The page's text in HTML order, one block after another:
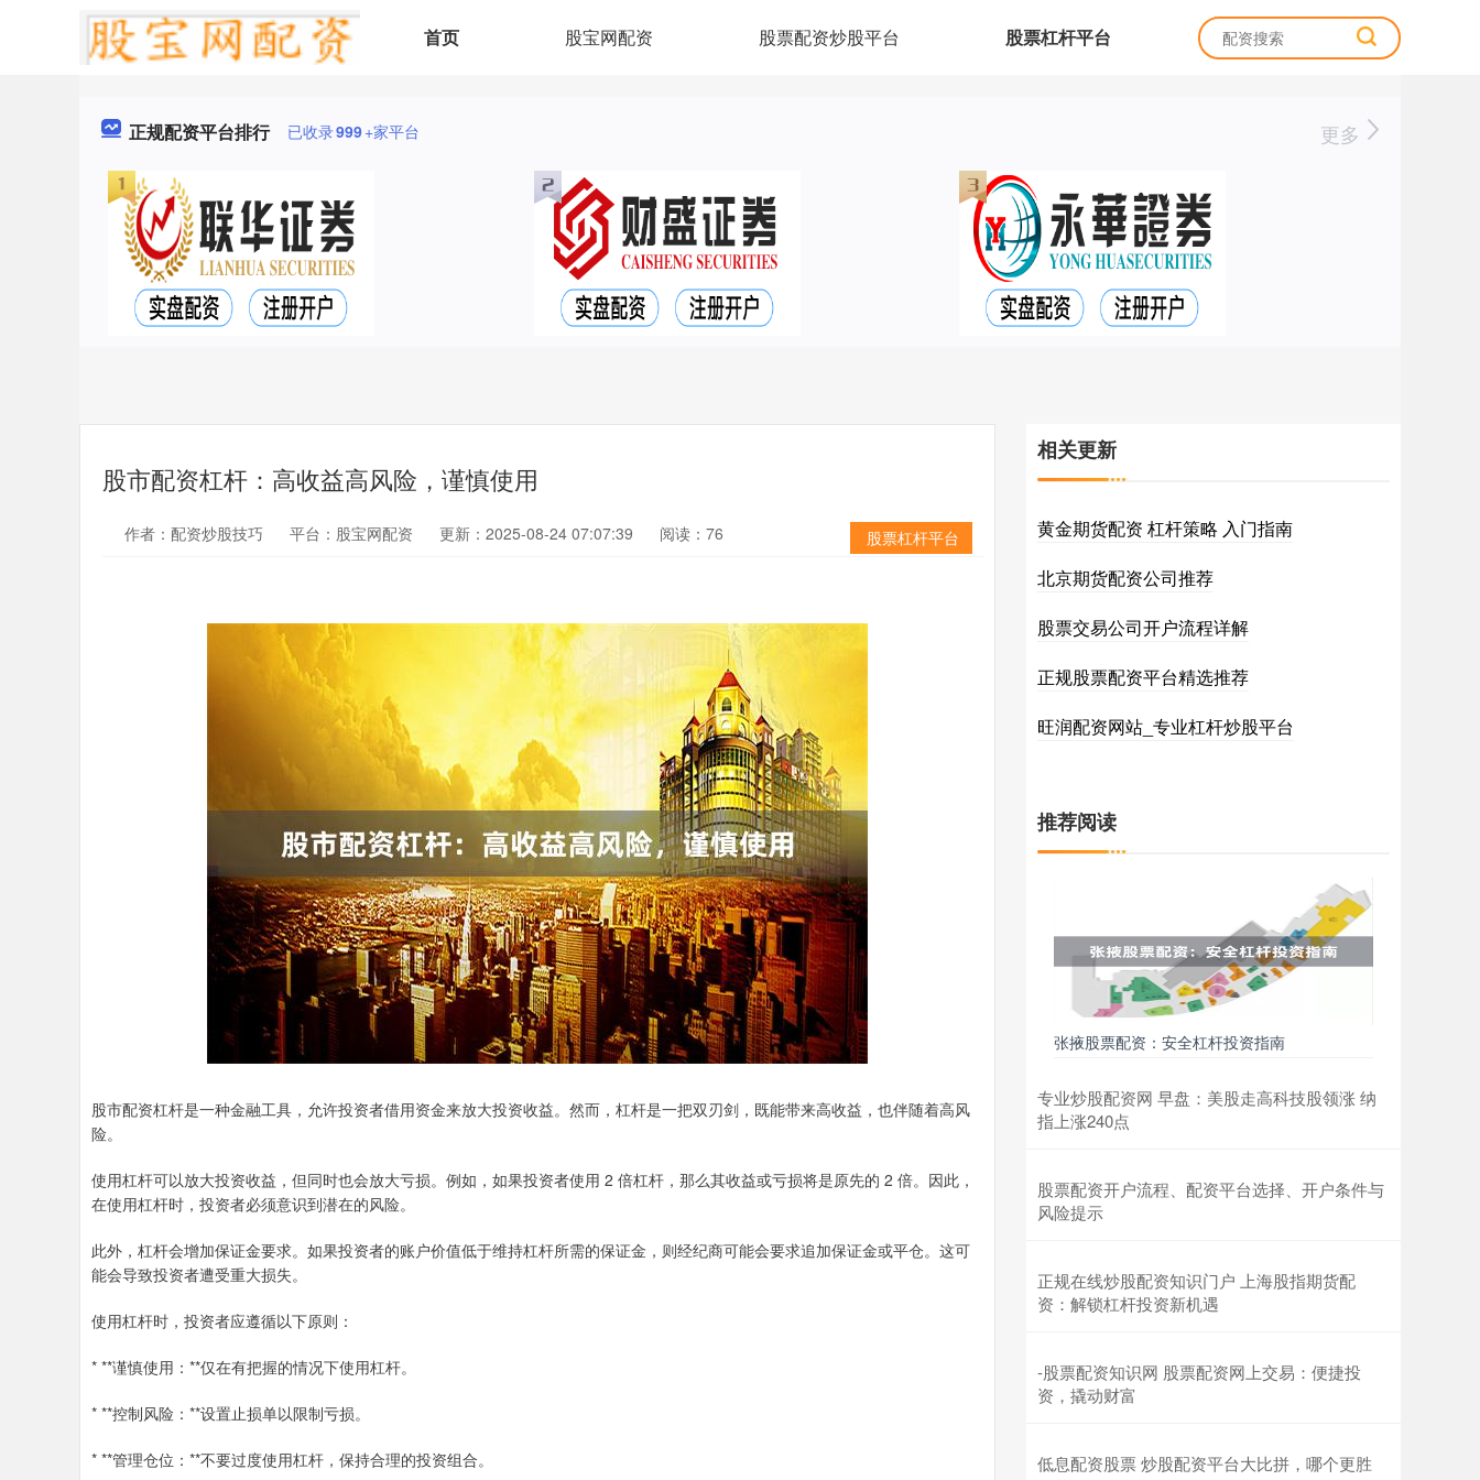
首页 股宝网配资 股票配资炒股平台 股票杠杆平台
正规配资平台排行 已收录999+家平台 更多
股市配资杠杆：高收益高风险，谨慎使用
股票杠杆平台
作者：配资炒股技巧 平台：股宝网配资 更新：2025-08-24 07:07:39 阅读：76
股市配资杠杆是一种金融工具，允许投资者借用资金来放大投资收益。然而，杠杆是一把双刃剑，既能带来高收益，也伴随着高风
险。
使用杠杆可以放大投资收益，但同时也会放大亏损。例如，如果投资者使用 2 倍杠杆，那么其收益或亏损将是原先的 2 倍。因此，
在使用杠杆时，投资者必须意识到潜在的风险。
此外，杠杆会增加保证金要求。如果投资者的账户价值低于维持杠杆所需的保证金，则经纪商可能会要求追加保证金或平仓。这可
能会导致投资者遭受重大损失。
使用杠杆时，投资者应遵循以下原则：
* **谨慎使用：**仅在有把握的情况下使用杠杆。
* **控制风险：**设置止损单以限制亏损。
* **管理仓位：**不要过度使用杠杆，保持合理的投资组合。
相关更新
黄金期货配资 杠杆策略 入门指南
北京期货配资公司推荐
股票交易公司开户流程详解
正规股票配资平台精选推荐
旺润配资网站_专业杠杆炒股平台
推荐阅读
张掖股票配资：安全杠杆投资指南
专业炒股配资网 早盘：美股走高科技股领涨 纳
指上涨240点
股票配资开户流程、配资平台选择、开户条件与
风险提示
正规在线炒股配资知识门户 上海股指期货配
资：解锁杠杆投资新机遇
-股票配资知识网 股票配资网上交易：便捷投
资，撬动财富
低息配资股票 炒股配资平台大比拼，哪个更胜